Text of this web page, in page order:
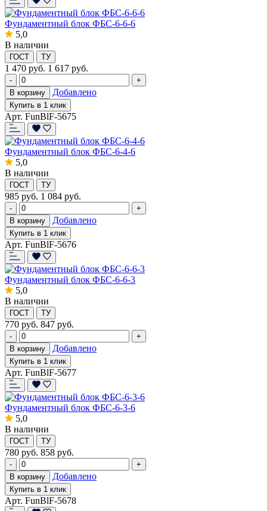
Фундаментный блок ФБС-6-6-6
5,0
В наличии
ГОСТ ТУ
1 470 руб. 1 617 руб.
-
+
В корзину
Добавлено
Купить в 1 клик
Арт. FunBlF-5675
Фундаментный блок ФБС-6-4-6
5,0
В наличии
ГОСТ ТУ
985 руб. 1 084 руб.
-
+
В корзину
Добавлено
Купить в 1 клик
Арт. FunBlF-5676
Фундаментный блок ФБС-6-6-3
5,0
В наличии
ГОСТ ТУ
770 руб. 847 руб.
-
+
В корзину
Добавлено
Купить в 1 клик
Арт. FunBlF-5677
Фундаментный блок ФБС-6-3-6
5,0
В наличии
ГОСТ ТУ
780 руб. 858 руб.
-
+
В корзину
Добавлено
Купить в 1 клик
Арт. FunBlF-5678